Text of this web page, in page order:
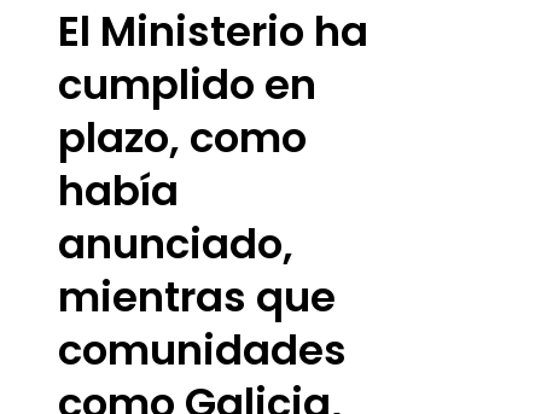
El Ministerio ha
cumplido en
plazo, como
había
anunciado,
mientras que
comunidades